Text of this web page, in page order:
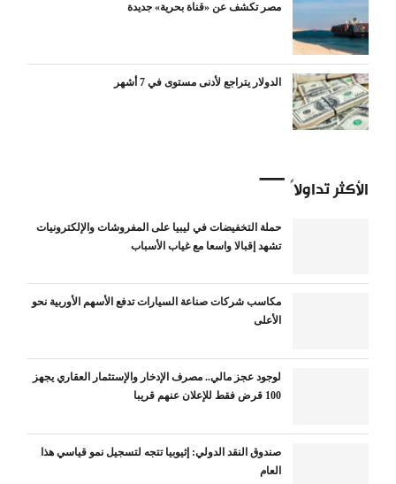
مصر تكشف عن «قناة بحرية» جديدة
الدولار يتراجع لأدنى مستوى في 7 أشهر
الأكثر تداولاً
حملة التخفيضات في ليبيا على المفروشات والإلكترونيات
تشهد إقبالا واسعا مع غياب الأسباب
مكاسب شركات صناعة السيارات تدفع الأسهم الأوربية نحو
الأعلى
لوجود عجز مالي.. مصرف الإدخار والإستثمار العقاري يجهز
100 قرض فقط للإعلان عنهم قريبا
صندوق النقد الدولي: إثيوبيا تتجه لتسجيل نمو قياسي هذا
العام